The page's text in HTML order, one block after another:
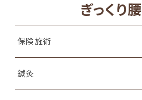
EMSトレーニング
ラジオ波温熱療法
ぎっくり腰
保険施術
鍼灸